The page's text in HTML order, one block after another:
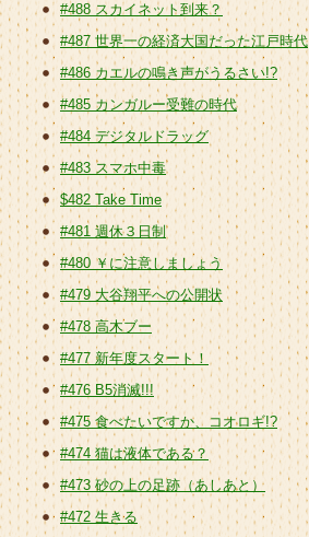
#488 スカイネット到来？
#487 世界一の経済大国だった江戸時代
#486 カエルの鳴き声がうるさい!?
#485 カンガルー受難の時代
#484 デジタルドラッグ
#483 スマホ中毒
$482 Take Time
#481 週休３日制
#480 ￥に注意しましょう
#479 大谷翔平への公開状
#478 高木ブー
#477 新年度スタート！
#476 B5消滅!!!
#475 食べたいですか、コオロギ!?
#474 猫は液体である？
#473 砂の上の足跡（あしあと）
#472 生きる